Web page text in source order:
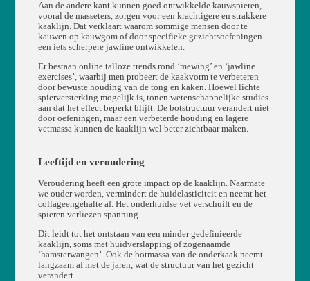
Aan de andere kant kunnen goed ontwikkelde kauwspieren,
vooral de masseters, zorgen voor een krachtigere en strakkere
kaaklijn. Dat verklaart waarom sommige mensen door te
kauwen op kauwgom of door specifieke gezichtsoefeningen
een iets scherpere jawline ontwikkelen.
Er bestaan online talloze trends rond ‘mewing’ en ‘jawline
exercises’, waarbij men probeert de kaakvorm te verbeteren
door bewuste houding van de tong en kaken. Hoewel lichte
spierversterking mogelijk is, tonen wetenschappelijke studies
aan dat het effect beperkt blijft. De botstructuur verandert niet
door oefeningen, maar een verbeterde houding en lagere
vetmassa kunnen de kaaklijn wel beter zichtbaar maken.
Leeftijd en veroudering
Veroudering heeft een grote impact op de kaaklijn. Naarmate
we ouder worden, vermindert de huidelasticiteit en neemt het
collageengehalte af. Het onderhuidse vet verschuift en de
spieren verliezen spanning.
Dit leidt tot het ontstaan van een minder gedefinieerde
kaaklijn, soms met huidverslapping of zogenaamde
‘hamsterwangen’. Ook de botmassa van de onderkaak neemt
langzaam af met de jaren, wat de structuur van het gezicht
verandert.